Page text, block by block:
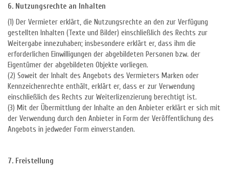
6. Nutzungsrechte an Inhalten
(1) Der Vermieter erklärt, die Nutzungsrechte an den zur Verfügung
gestellten Inhalten (Texte und Bilder) einschließlich des Rechts zur
Weitergabe innezuhaben; insbesondere erklärt er, dass ihm die
erforderlichen Einwilligungen der abgebildeten Personen bzw. der
Eigentümer der abgebildeten Objekte vorliegen.
(2) Soweit der Inhalt des Angebots des Vermieters Marken oder
Kennzeichenrechte enthält, erklärt er, dass er zur Verwendung
einschließlich des Rechts zur Weiterlizenzierung berechtigt ist.
(3) Mit der Übermittlung der Inhalte an den Anbieter erklärt er sich mit
der Verwendung durch den Anbieter in Form der Veröffentlichung des
Angebots in jedweder Form einverstanden.
7. Freistellung